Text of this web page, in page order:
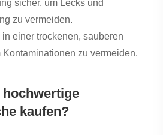
sicher, um Lecks und
zu vermeiden.
einer trockenen, sauberen
zu vermeiden.
hochwertige
kaufen?